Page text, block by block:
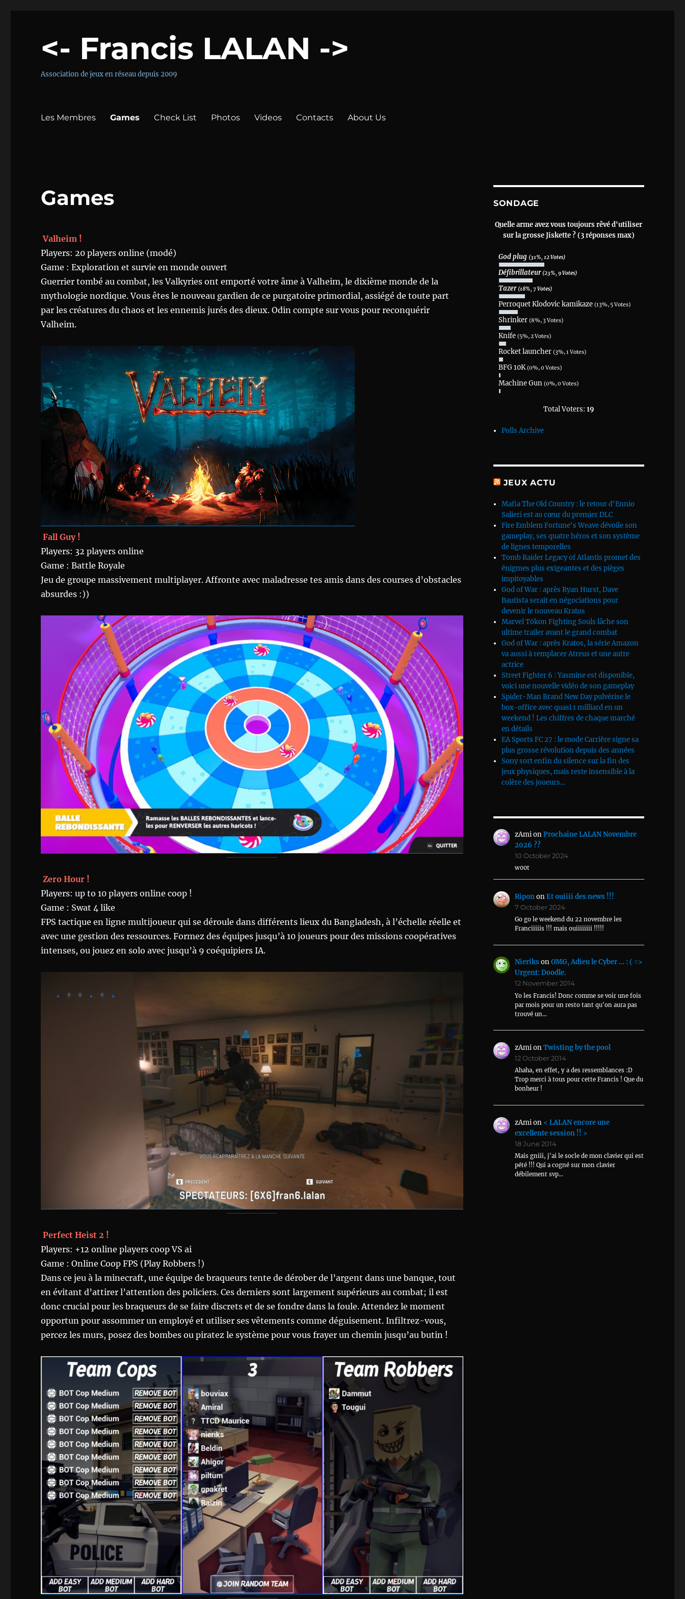
<- Francis LALAN ->
Association de jeux en réseau depuis 2009
Les Membres Games Check List Photos Videos Contacts About Us
Games
Valheim !
Players: 20 players online (modé)
Game : Exploration et survie en monde ouvert
Guerrier tombé au combat, les Valkyries ont emporté votre âme à Valheim, le dixième monde de la
mythologie nordique. Vous êtes le nouveau gardien de ce purgatoire primordial, assiégé de toute part
par les créatures du chaos et les ennemis jurés des dieux. Odin compte sur vous pour reconquérir
Valheim.
Fall Guy !
Players: 32 players online
Game : Battle Royale
Jeu de groupe massivement multiplayer. Affronte avec maladresse tes amis dans des courses d’obstacles
absurdes :))
Zero Hour !
Players: up to 10 players online coop !
Game : Swat 4 like
FPS tactique en ligne multijoueur qui se déroule dans différents lieux du Bangladesh, à l’échelle réelle et
avec une gestion des ressources. Formez des équipes jusqu’à 10 joueurs pour des missions coopératives
intenses, ou jouez en solo avec jusqu’à 9 coéquipiers IA.
Perfect Heist 2 !
Players: +12 online players coop VS ai
Game : Online Coop FPS (Play Robbers !)
Dans ce jeu à la minecraft, une équipe de braqueurs tente de dérober de l’argent dans une banque, tout
en évitant d’attirer l’attention des policiers. Ces derniers sont largement supérieurs au combat; il est
donc crucial pour les braqueurs de se faire discrets et de se fondre dans la foule. Attendez le moment
opportun pour assommer un employé et utiliser ses vêtements comme déguisement. Infiltrez-vous,
percez les murs, posez des bombes ou piratez le système pour vous frayer un chemin jusqu’au butin !
SONDAGE
Quelle arme avez vous toujours rêvé d'utiliser
sur la grosse Jiskette ? (3 réponses max)
God plug (31%, 12 Votes)
Défibrillateur (23%, 9 Votes)
Tazer (18%, 7 Votes)
Perroquet Klodovic kamikaze (13%, 5 Votes)
Shrinker (8%, 3 Votes)
Knife (5%, 2 Votes)
Rocket launcher (3%, 1 Votes)
BFG 10K(0%, 0 Votes)
Machine Gun (0%, 0 Votes)
Total Voters: 19
Polls Archive
JEUX ACTU
Mafia The Old Country : le retour d'Ennio
Salieri est au cœur du premier DLC
Fire Emblem Fortune's Weave dévoile son
gameplay, ses quatre héros et son système
de lignes temporelles
Tomb Raider Legacy of Atlantis promet des
énigmes plus exigeantes et des pièges
impitoyables
God of War : après Ryan Hurst, Dave
Bautista serait en négociations pour
devenir le nouveau Kratos
Marvel Tōkon Fighting Souls lâche son
ultime trailer avant le grand combat
God of War : après Kratos, la série Amazon
va aussi à remplacer Atreus et une autre
actrice
Street Fighter 6 : Yasmine est disponible,
voici une nouvelle vidéo de son gameplay
Spider-Man Brand New Day pulvérise le
box-office avec quasi 1 milliard en un
weekend ! Les chiffres de chaque marché
en détails
EA Sports FC 27 : le mode Carrière signe sa
plus grosse révolution depuis des années
Sony sort enfin du silence sur la fin des
jeux physiques, mais reste insensible à la
colère des joueurs...
zAmionProchaine LALAN Novembre
2026 ??
10 October 2024
w00t
RipononEt ouiiii des news !!!
7 October 2024
Go go le weekend du 22 novembre les
Franciiiiis !!! mais ouiiiiiiii !!!!!
NieriksonOMG, Adieu le Cyber … : ( =>
Urgent: Doodle.
12 November 2014
Yo les Francis! Donc comme se voir une fois
par mois pour un resto tant qu'on aura pas
trouvé un…
zAmionTwisting by the pool
12 October 2014
Ahaha, en effet, y a des ressemblances :D
Trop merci à tous pour cette Francis ! Que du
bonheur !
zAmion < LALAN encore une
excellente session !! >
18 June 2014
Mais gniii, j'ai le socle de mon clavier qui est
pété !!! Qui a cogné sur mon clavier
débilement svp…